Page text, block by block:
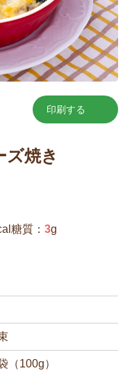
印刷する
焼き
糖質： 3g
（100g）